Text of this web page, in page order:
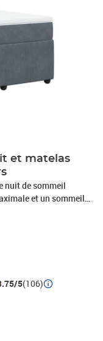
et matelas
nuit de sommeil
et un sommeil
en velours
et confort
à ressorts
qui
soutien personnalisé
dans chaque zone.
et réduit le transfert
à ressorts
corps
5(106)